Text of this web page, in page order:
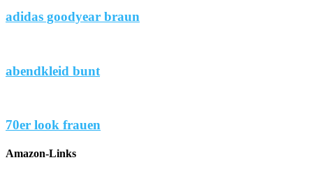
adidas goodyear braun
abendkleid bunt
70er look frauen
Amazon-Links